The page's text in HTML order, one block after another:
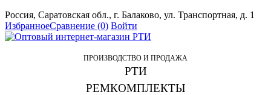
Россия, Саратовская обл., г. Балаково, ул. Транспортная, д. 1
ИзбранноеСравнение (0) Войти
ПРОИЗВОДСТВО И ПРОДАЖА
РТИ
РЕМКОМПЛЕКТЫ